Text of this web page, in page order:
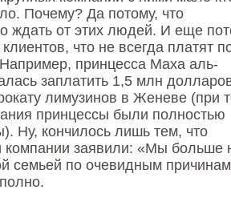
Почему? Да потому, что
ждать от этих людей. И еще
клиентов, что не всегда платят
принцесса Маха аль-
заплатить 1,5 млн
лимузинов в Женеве (при
принцессы были полностью
Ну, кончилось лишь тем, что
компании заявили: «Мы больше
семьей по очевидным